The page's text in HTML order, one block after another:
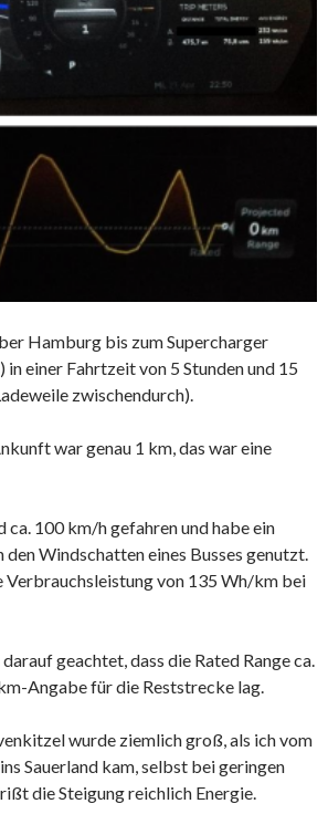
Hamburg bis zum Supercharger
einer Fahrtzeit von 5 Stunden und 15
zwischendurch).
war genau 1 km, das war eine
100 km/h gefahren und habe ein
den Windschatten eines Busses genutzt.
Verbrauchsleistung von 135 Wh/km bei
geachtet, dass die Rated Range ca.
Angabe für die Reststrecke lag.
wurde ziemlich groß, als ich vom
Sauerland kam, selbst bei geringen
die Steigung reichlich Energie.